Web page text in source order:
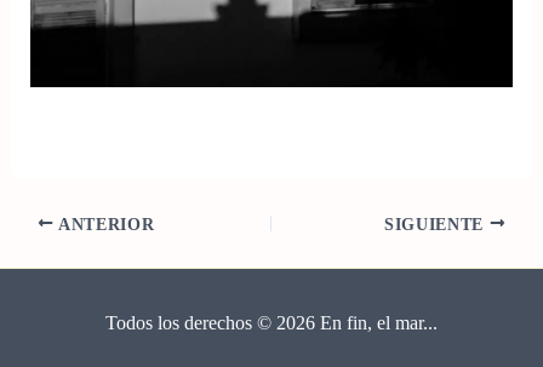
ANTERIOR SIGUIENTE
Todos los derechos © 2026 En fin, el mar...